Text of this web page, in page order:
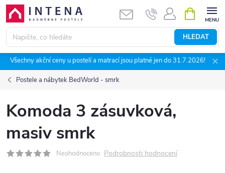
Přejít
obsah
HLEDAT
NÁKUPNÍ
KOŠÍK
Všechny akční ceny u postelí a matrací jsou platné jen do 31.7.2026!
Postele a nábytek BedWorld - smrk
Komoda 3 zásuvková,
masiv smrk
Neohodnoceno Podrobnosti hodnocení